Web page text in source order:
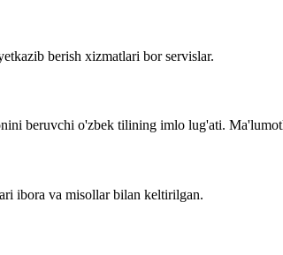
berish xizmatlari bor servislar.
beruvchi o'zbek tilining imlo lug'ati.
ibora va misollar bilan keltirilgan.